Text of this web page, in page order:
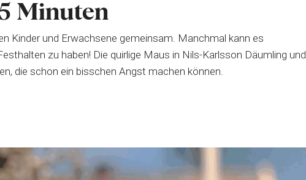
Minuten
Kinder und Erwachsene gemeinsam. Manchmal kann es
zu haben! Die quirlige Maus in Nils-Karlsson Däumling und
die schon ein bisschen Angst machen können.